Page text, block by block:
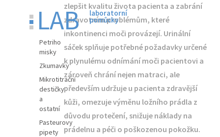
LAB laboratorní
pomůcky
Petriho
misky
Zkumavky
Mikrotitrační
destičky
a
ostatní
Pasteurovy
pipety
zlepšit kvalitu života pacienta a zabrání
zdravotním problémům, které
inkontinenci moči provázejí. Urinální
sáček splňuje potřebné požadavky určené
k plynulému odnímání moči pacientovi a
zároveň chrání nejen matraci, ale
především udržuje u pacienta zdravější
kůži, omezuje výměnu ložního prádla z
důvodu protečení, snižuje náklady na
prádelnu a péči o poškozenou pokožku.